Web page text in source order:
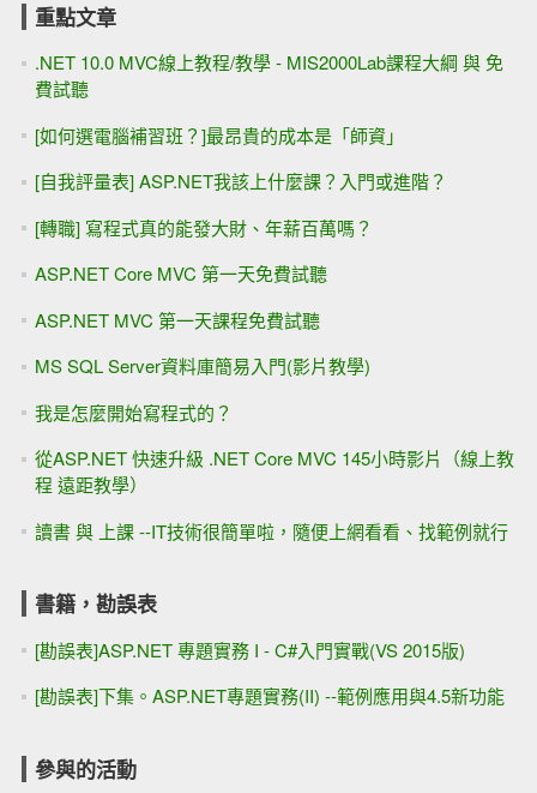
重點文章
.NET 10.0 MVC線上教程/教學 - MIS2000Lab課程大綱 與 免
費試聽
[如何選電腦補習班？]最昂貴的成本是「師資」
[自我評量表] ASP.NET我該上什麼課？入門或進階？
[轉職] 寫程式真的能發大財、年薪百萬嗎？
ASP.NET Core MVC 第一天免費試聽
ASP.NET MVC 第一天課程免費試聽
MS SQL Server資料庫簡易入門(影片教學)
我是怎麼開始寫程式的？
從ASP.NET 快速升級 .NET Core MVC 145小時影片（線上教
程 遠距教學）
讀書 與 上課 --IT技術很簡單啦，隨便上網看看、找範例就行
書籍，勘誤表
[勘誤表]ASP.NET 專題實務 I - C#入門實戰(VS 2015版)
[勘誤表]下集。ASP.NET專題實務(II) --範例應用與4.5新功能
參與的活動